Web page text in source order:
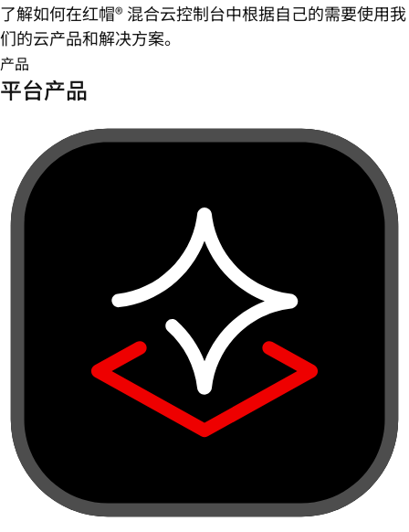
了解如何在红帽® 混合云控制台中根据自己的需要使用我
们的云产品和解决方案。
产品
平台产品